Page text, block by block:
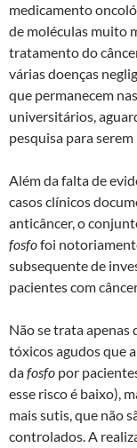
medicamento
de moléculas muito
tratamento do
várias doenças
que permanecem
universitários,
pesquisa para
Além da falta de
casos clínicos
anticâncer, o
fosfofoi
subsequente de
pacientes com
Não se trata apenas
tóxicos agudos que
dafosfo por
esse risco é baixo),
mais sutis, que não
controlados. A